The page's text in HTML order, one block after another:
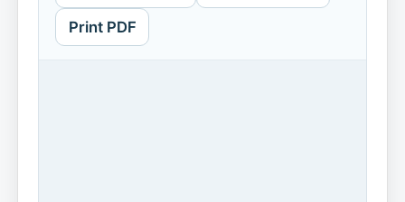
Print PDF